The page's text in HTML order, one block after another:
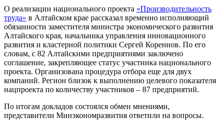
О реализации национального проекта «Производительность
труда» в Алтайском крае рассказал временно исполняющий
обязанности заместителя министра экономического развития
Алтайского края, начальника управления инновационного
развития и кластерной политики Сергей Кореннов. По его
словам, с 82 Алтайскими предприятиями заключено
соглашение, закрепляющее статус участника национального
проекта. Организована процедура отбора еще для двух
компаний. Регион близок к выполнению целевого показателя
нацпроекта по количеству участников – 87 предприятий.
По итогам докладов состоялся обмен мнениями,
представители Минэкономразвития ответили на вопросы.